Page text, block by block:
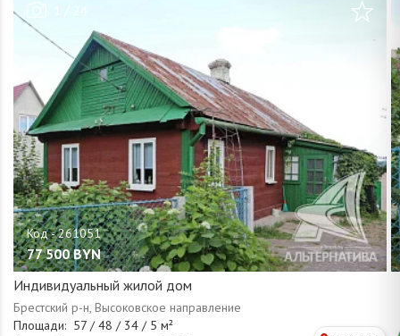
1 / 24
77 500 BYN
Индивидуальный жилой дом